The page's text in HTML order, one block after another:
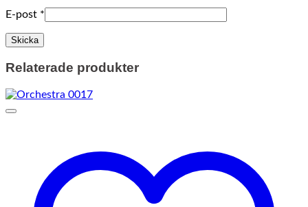
E-post *
Relaterade produkter